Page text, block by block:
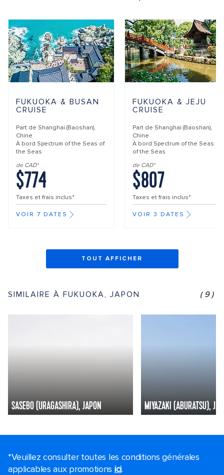
FUKUOKA & BUSAN
CRUISE
Part de Shanghai (Baoshan),
Chine
À bord Spectrum of the Seas of
the Seas
de CAD*
$774
Taxes et frais inclus*
VOIR 7 DATES
FUKUOKA & JEJU
CRUISE
Part de Shanghai (Baoshan),
Chine
À bord Spectrum of the Seas
of the Seas
de CAD*
$807
Taxes et frais inclus*
VOIR 3 DATES
TOUT AFFICHER
SIMILAIRE À FUKUOKA, JAPON (9)
SASEBO (URAGASHIRA), JAPON MIYAZAKI (ABURATSU),
*Veuillez consulter toutes les conditions générales
applicables aux promotions ici.